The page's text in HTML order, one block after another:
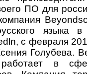
ПО для
языка
с февраля
Голубева.
в